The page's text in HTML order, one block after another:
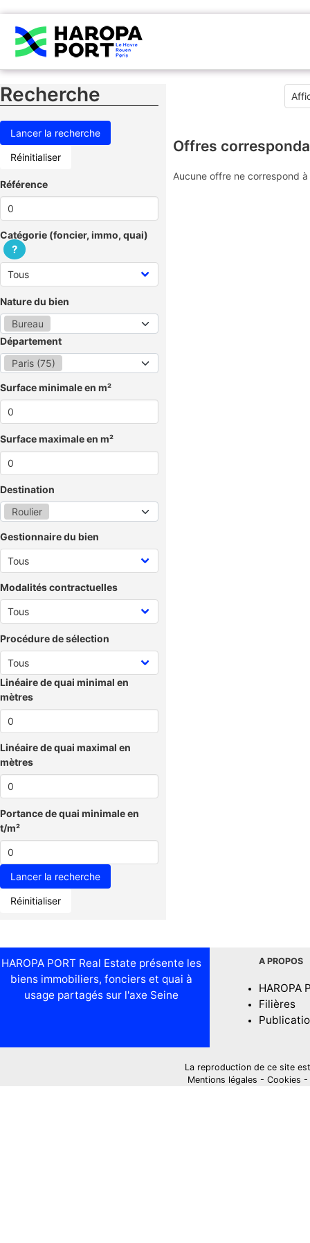
Recherche
Réinitialiser
Référence
Catégorie (foncier, immo, quai)
?
Nature du bien
Bureau
Département
Paris (75)
Surface minimale en m²
Surface maximale en m²
Destination
Roulier
Gestionnaire du bien
Modalités contractuelles
Procédure de sélection
Linéaire de quai minimal en
mètres
Linéaire de quai maximal en
mètres
Portance de quai minimale en
t/m²
Réinitialiser
Offres
Aucune offre ne correspond
HAROPA PORT Real Estate présente les
biens immobiliers, fonciers et quai à
usage partagés sur l'axe Seine
A PROPOS
HAROPA
Filières
La reproduction de ce site
Mentions légales - Cookies -